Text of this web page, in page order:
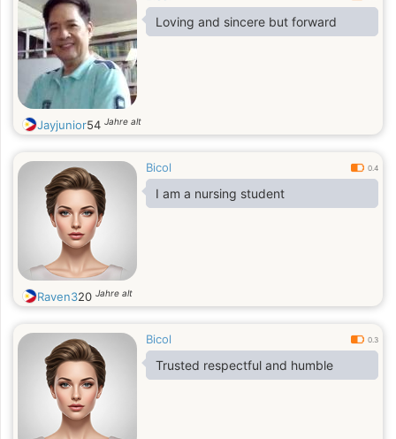
Loving and sincere but forward
Jayjunior54 Jahre alt
Bicol 0.4
I am a nursing student
Raven320 Jahre alt
Bicol 0.3
Trusted respectful and humble